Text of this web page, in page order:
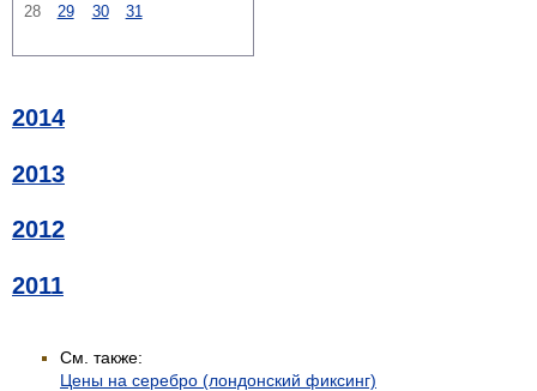
28
29 30 31
2014
2013
2012
2011
См. также:
Цены на серебро (лондонский фиксинг)